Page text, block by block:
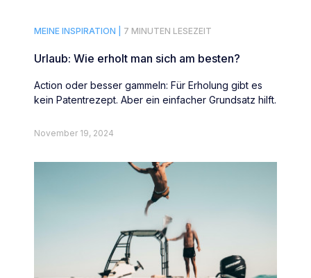
MEINE INSPIRATION | 7 MINUTEN LESEZEIT
Urlaub: Wie erholt man sich am besten?
Action oder besser gammeln: Für Erholung gibt es
kein Patentrezept. Aber ein einfacher Grundsatz hilft.
November 19, 2024